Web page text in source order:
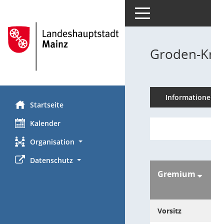
Startseite
Kalender
Organisation
Datenschutz
Toggle navigation
Groden-
Gremium
Vorsitz